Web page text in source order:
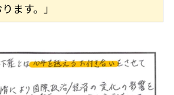
ます。」